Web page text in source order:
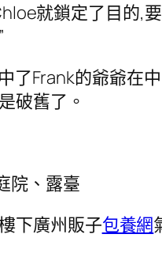
就鎖定了目的,
了Frank的爺爺在
破舊了。
院、露臺
下廣州販子包養網